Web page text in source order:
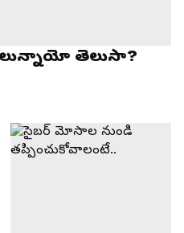
తెలుసా?